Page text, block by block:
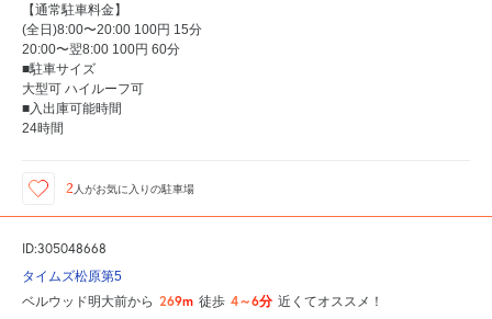
【通常駐車料金】
(全日)8:00〜20:00 100円 15分
20:00〜翌8:00 100円 60分
■駐車サイズ
大型可 ハイルーフ可
■入出庫可能時間
24時間
2 人がお気に入りの駐車場
ID:305048668
タイムズ松原第5
ベルウッド明大前から 269m 徒歩 4～6分 近くてオススメ！